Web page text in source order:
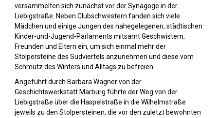
versammelten sich zunächst vor der Synagoge in der
Liebigstraße. Neben Clubschwestern fanden sich viele
Mädchen und einige Jungen des nahegelegenen, städtischen
Kinder-und-Jugend-Parlaments mitsamt Geschwistern,
Freunden und Eltern ein, um sich einmal mehr der
Stolpersteine des Südviertels anzunehmen und diese vom
Schmutz des Winters und Alltags zu befreien.
Angeführt durch Barbara Wagner von der
Geschichtswerkstatt Marburg führte der Weg von der
Liebigstraße über die Haspelstraße in die Wilhelmstraße
jeweils zu den Stolpersteinen, die vor den zuletzt bewohnten